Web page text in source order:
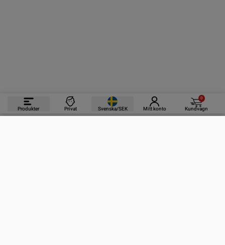
Produkter Privat Svenska/SEK Mitt konto
0
Kundvagn